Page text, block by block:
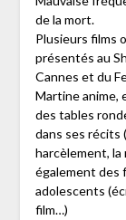
de la mort.
Plusieurs films
présentés au
Cannes et du
Martine anime,
des tables
dans ses récits
harcèlement,
également des
adolescents
film…)